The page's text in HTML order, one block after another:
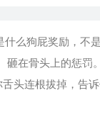
什么狗屁奖励，不
砸在骨头上的惩罚
头连根拔掉，告